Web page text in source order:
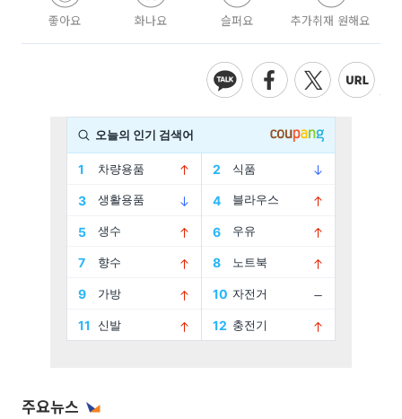
좋아요 화나요 슬퍼요 추가취재 원해요
주요뉴스